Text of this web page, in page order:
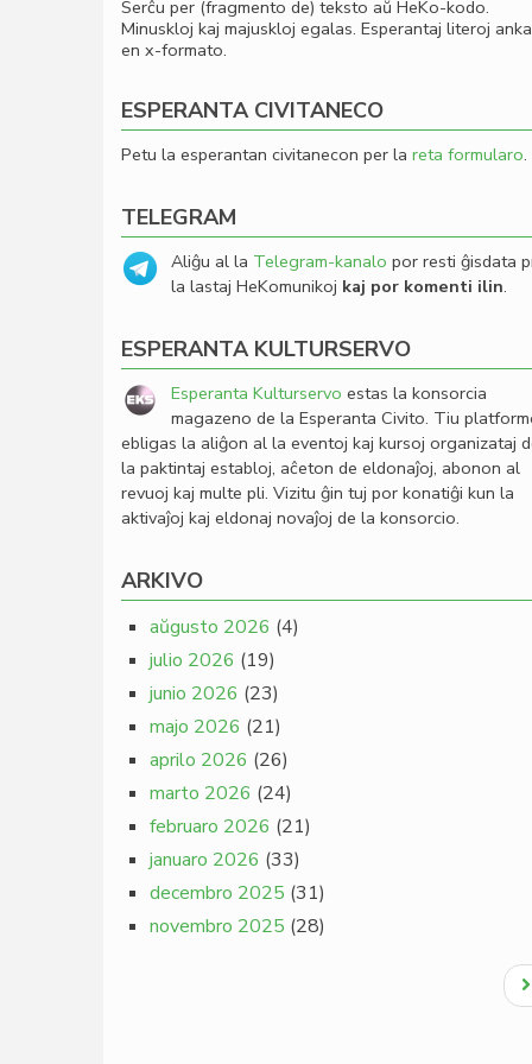
Serĉu per (fragmento de) teksto aŭ HeKo-kodo.
Minuskloj kaj majuskloj egalas. Esperantaj literoj
en x-formato.
ESPERANTA CIVITANECO
Petu la esperantan civitanecon per la reta formularo.
TELEGRAM
Aliĝu al la Telegram-kanalo por resti ĝisdata
la lastaj HeKomunikoj kaj por komenti ilin.
ESPERANTA KULTURSERVO
Esperanta Kulturservo estas la konsorcia
magazeno de la Esperanta Civito. Tiu
ebligas la aliĝon al la eventoj kaj kursoj organizataj
la paktintaj establoj, aĉeton de eldonaĵoj, abonon al
revuoj kaj multe pli. Vizitu ĝin tuj por konatiĝi kun la
aktivaĵoj kaj eldonaj novaĵoj de la konsorcio.
ARKIVO
aŭgusto 2026 (4)
julio 2026 (19)
junio 2026 (23)
majo 2026 (21)
aprilo 2026 (26)
marto 2026 (24)
februaro 2026 (21)
januaro 2026 (33)
decembro 2025 (31)
novembro 2025 (28)